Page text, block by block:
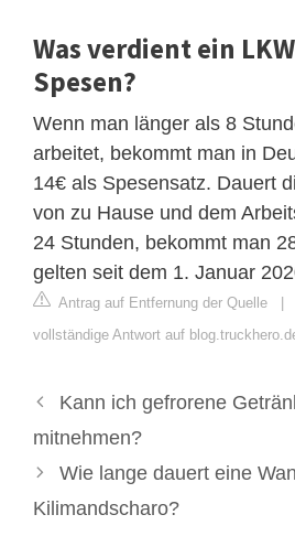
Was verdient ein
Spesen?
Wenn man länger als 8
arbeitet, bekommt man in
14€ als Spesensatz. Dauert
von zu Hause und dem
24 Stunden, bekommt man
gelten seit dem 1. Januar
Antrag auf Entfernung der Quelle |
vollständige Antwort auf
Kann ich gefrorene
mitnehmen?
Wie lange dauert eine
Kilimandscharo?